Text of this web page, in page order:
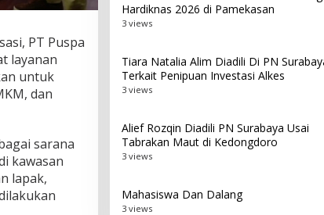
PT Puspa
layanan
untuk
dan
sarana
kawasan
lapak,
Hardiknas 2026 di Pamekasan
3 views
Tiara Natalia Alim Diadili Di PN
Terkait Penipuan Investasi Alkes
3 views
Alief Rozqin Diadili PN Surabaya Usai
Tabrakan Maut di Kedongdoro
3 views
Mahasiswa Dan Dalang
3 views